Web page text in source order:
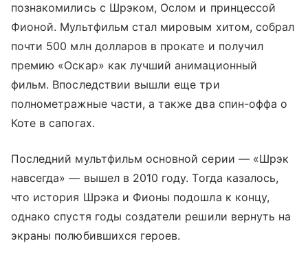
познакомились с Шрэком, Ослом и принцессой
Фионой. Мультфильм стал мировым хитом, собрал
почти 500 млн долларов в прокате и получил
премию «Оскар» как лучший анимационный
фильм. Впоследствии вышли еще три
полнометражные части, а также два спин-оффа о
Коте в сапогах.
Последний мультфильм основной серии — «Шрэк
навсегда» — вышел в 2010 году. Тогда казалось,
что история Шрэка и Фионы подошла к концу,
однако спустя годы создатели решили вернуть на
экраны полюбившихся героев.